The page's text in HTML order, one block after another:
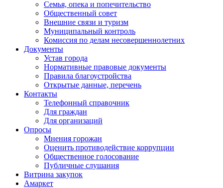
Семья, опека и попечительство
Общественный совет
Внешние связи и туризм
Муниципальный контроль
Комиссия по делам несовершеннолетних
Документы
Устав города
Нормативные правовые документы
Правила благоустройства
Открытые данные, перечень
Контакты
Телефонный справочник
Для граждан
Для организаций
Опросы
Мнения горожан
Оценить противодействие коррупции
Общественное голосование
Публичные слушания
Витрина закупок
Амаркет